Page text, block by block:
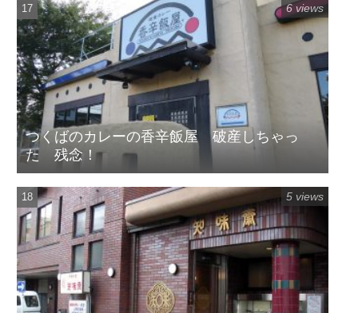
つくばのカレーの香辛飯屋 破産しちゃっ
た 残念！
6 views
5 views